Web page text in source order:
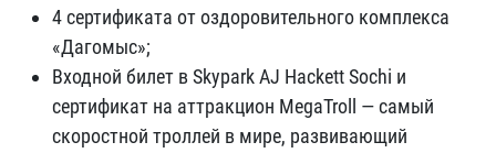
4 сертификата от оздоровительного комплекса
«Дагомыс»;
Входной билет в Skypark AJ Hackett Sochi и
сертификат на аттракцион MegaTroll — самый
скоростной троллей в мире, развивающий